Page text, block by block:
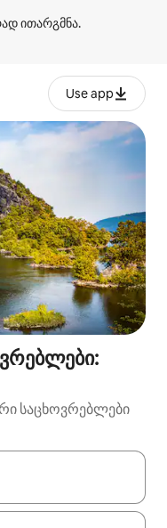
Use app
საცხოვრებლები
ნავიგაციისთვის